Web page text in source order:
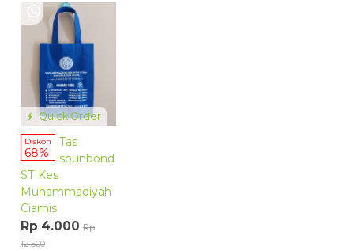
Quick Order
Diskon
68%
Tas
spunbond
STIKes
Muhammadiyah
Ciamis
Rp 4.000 Rp
12.500